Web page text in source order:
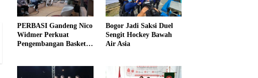
PERBASI Gandeng Nico
Widmer Perkuat
Pengembangan Basket
Bogor Jadi Saksi Duel
Sengit Hockey Bawah
Air Asia